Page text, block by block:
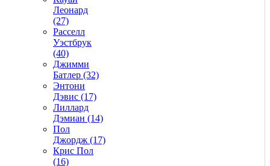
Леонард
(27)
Расселл
Уэстбрук
(40)
Джимми
Батлер (32)
Энтони
Дэвис (17)
Лиллард
Дэмиан (14)
Пол
Джордж (17)
Крис Пол
(16)